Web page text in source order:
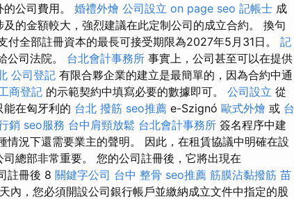
公司費用。 婚禮外燴 公司設立 on page seo 記帳士 成
的金額較大，強烈建議在此定制公司的成立合約。 換句
全部註冊資本的最長可接受期限為2027年5月31日。 記
公司法院。 台北會計事務所 事實上，公司甚至可以在提供
公司登記 有限合夥企業的建立是最簡單的，因為合約中通
商登記 的示範契約中填寫必要的數據即可。 公司設立 從
能在匈牙利的 台北 撥筋 seo推薦 e-Szignó 歐式外燴 或 台
銷 seo服務 台中肩頸放鬆 台北會計事務所 簽名程序中建
況下還需要業主的聲明。 因此，在租賃協議中明確在設
總部非常重要。 您的公司註冊後，它將出現在
註冊後 8 關鍵字公司 台中 整骨 seo推薦 筋膜沾黏撥筋 苗
天內，您必須開設公司銀行帳戶並繳納成立文件中指定的股